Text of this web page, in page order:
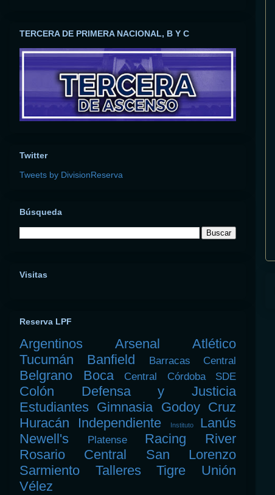
TERCERA DE PRIMERA NACIONAL, B Y C
Twitter
Tweets by DivisionReserva
Búsqueda
Visitas
Reserva LPF
Argentinos Arsenal
Atlético
Tucumán
Banfield Barracas Central
Belgrano Boca Central Córdoba SDE
Colón
Defensa y Justicia
Estudiantes Gimnasia Godoy Cruz
Huracán
Independiente Instituto
Lanús
Newell's
Platense Racing
River
Rosario Central
San Lorenzo
Sarmiento
Talleres Tigre
Unión
Vélez